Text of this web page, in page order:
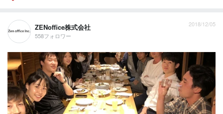
ZENoffice株式会社
558フォロワー
2018/12/05